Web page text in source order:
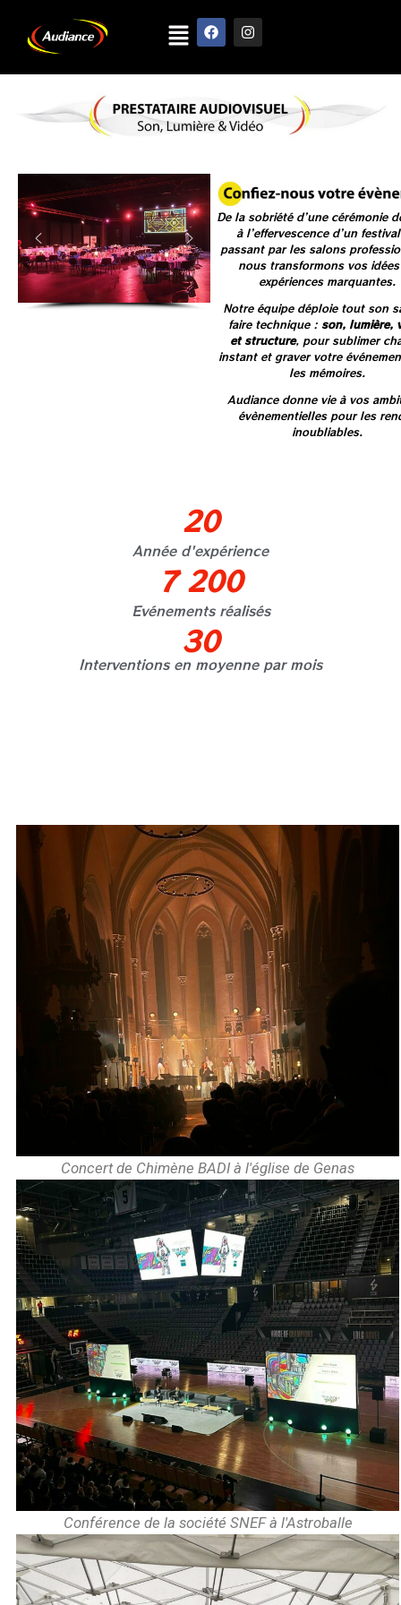
De la sobriété d’une cérémonie
à l’effervescence d’un
passant par les salons
nous transformons vos
expériences marquantes.
Notre équipe déploie tout son
faire technique : son, lumière,
etstructure, pour sublimer
instant et graver votre
les mémoires.
Audiance donne vie à vos
évènementielles pour les
inoubliables.
Année d'expérience
20
Evénements réalisés
7 200
Interventions en moyenne par mois
30
Concert de Chimène BADI à l'église de Genas
Conférence de la société SNEF à l'Astroballe